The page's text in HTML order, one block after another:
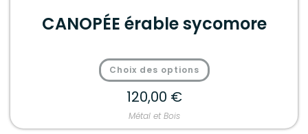
CANOPÉE érable sycomore
Choix des options
120,00 €
Métal et Bois